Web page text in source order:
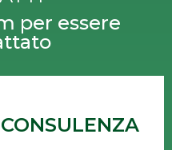
per essere